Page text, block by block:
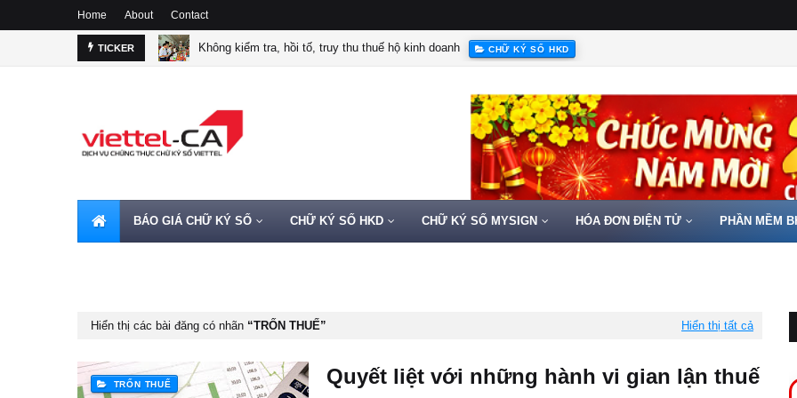
Home About Contact
TICKER Không kiểm tra, hồi tố, truy thu thuế hộ kinh doanh CHỮ KÝ SỐ HKD
BÁO GIÁ CHỮ KÝ SỐ CHỮ KÝ SỐ HKD CHỮ KÝ SỐ MYSIGN HÓA ĐƠN ĐIỆN TỬ PHẦN MỀM
Hiển thị các bài đăng có nhãn TRỐN THUẾ Hiển thị tất cả
TRỐN THUẾ Quyết liệt với những hành vi gian lận thuế